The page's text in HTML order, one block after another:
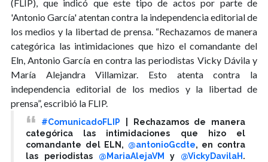
(FLIP), que indicó que este tipo de actos por parte de
'Antonio García' atentan contra la independencia editorial de
los medios y la libertad de prensa. “Rechazamos de manera
categórica las intimidaciones que hizo el comandante del
Eln, Antonio García en contra las periodistas Vicky Dávila y
María Alejandra Villamizar. Esto atenta contra la
independencia editorial de los medios y la libertad de
prensa”, escribió la FLIP.
#ComunicadoFLIP | Rechazamos de manera
categórica las intimidaciones que hizo el
comandante del ELN, @antonioGcdte, en contra
las periodistas @MariaAlejaVM y @VickyDavilaH .